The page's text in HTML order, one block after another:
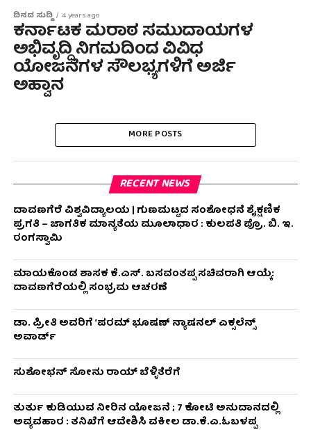
ದಿನದ ಸುದ್ದಿ 4 years ago
ಕರ್ನಾಟಕ ಮರಾಠ ಸಮುದಾಯಗಳ
ಅಭಿವೃದ್ಧಿ ನಿಗಮದಿಂದ ವಿವಿಧ
ಯೋಜನೆಗಳ ಸೌಲಭ್ಯಗಳಿಗೆ ಅರ್ಜಿ
ಅಹ್ವಾನ
MORE POSTS
RECENT NEWS
ದಾವಣಗೆರೆ ವಿಶ್ವವಿದ್ಯಾಲಯ | ಗುಣಮಟ್ಟದ ಸಂಶೋಧನೆ ಶೈಕ್ಷಣಿಕ
ಪ್ರಗತಿ – ಜಾಗತಿಕ ಮಾನ್ಯತೆಯ ಮೂಲಾಧಾರ : ಕುಲಪತಿ ಪ್ರೊ. ಬಿ. ಇ.
ರಂಗಸ್ವಾಮಿ
ಮಾಯಕೊಂಡ ಶಾಸಕ ಕೆ.ಎಸ್. ಬಸವಂತಪ್ಪ ಸಚಿವರಾಗಿ ಆಯ್ಕೆ:
ದಾವಣಗೆರೆಯಲ್ಲಿ ಸಂಭ್ರಮ ಆಚರಣೆ
ಡಾ. ಪ್ರೀತಿ ಅವರಿಗೆ ‘ಪರಮ್ ಭೂಷಣ್ ನ್ಯಾಷನಲ್ ಎಕ್ಸಲೆನ್ಸ್
ಅವಾರ್ಡ್
ಸುಶೋಭನ್ ಸೋನು ರಾಯ್ ಬೆಳ್ಳಿತೆರೆಗೆ
ತುರ್ತು ಕುಡಿಯುವ ನೀರಿನ ಯೋಜನೆ ; 7 ಕೋಟಿ ಅನುದಾನದಲ್ಲಿ
ಅವ್ಯವಹಾರ : ತನಿಖೆಗೆ ಆದೇಶಿಸಿ ವಕೀಲ ಡಾ‌.ಕೆ.ಎ.ಓಬಳಪ್ಪ